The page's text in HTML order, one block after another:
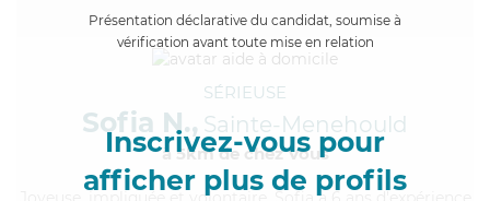
Présentation déclarative du candidat, soumise à
vérification avant toute mise en relation
Inscrivez-vous pour
afficher plus de profils
SÉRIEUSE
Sofia N., Sainte-Menehould
à 5km de chez Vous